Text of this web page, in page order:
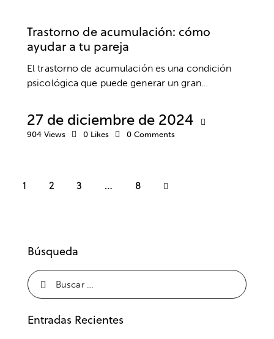
Trastorno de acumulación: cómo
ayudar a tu pareja
El trastorno de acumulación es una condición
psicológica que puede generar un gran…
27 de diciembre de 2024
904 Views 0 Likes 0 Comments
1 2 3 … 8
>
Búsqueda
Entradas Recientes